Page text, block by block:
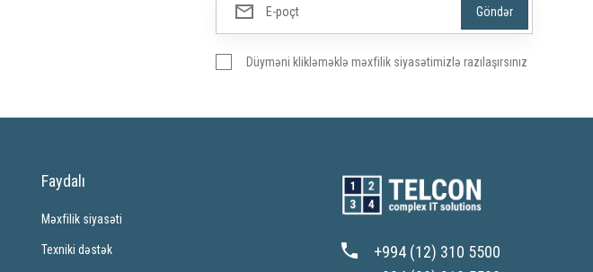
Düyməni klikləməklə məxfilik siyasətimizlə razılaşırsınız
Faydalı
Məxfilik siyasəti
Texniki dəstək
+994 (12) 310 5500